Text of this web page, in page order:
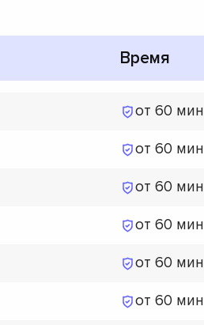
Время
от 60 мин
от 60 мин
от 60 мин
от 60 мин
от 60 мин
от 60 мин